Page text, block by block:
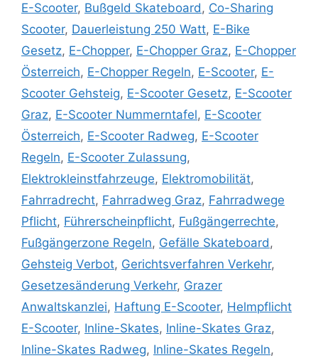
E-Scooter, Bußgeld Skateboard, Co-Sharing
Scooter, Dauerleistung 250 Watt, E-Bike
Gesetz, E-Chopper, E-Chopper Graz, E-Chopper
Österreich, E-Chopper Regeln, E-Scooter, E-
Scooter Gehsteig, E-Scooter Gesetz, E-Scooter
Graz, E-Scooter Nummerntafel, E-Scooter
Österreich, E-Scooter Radweg, E-Scooter
Regeln, E-Scooter Zulassung,
Elektrokleinstfahrzeuge, Elektromobilität,
Fahrradrecht, Fahrradweg Graz, Fahrradwege
Pflicht, Führerscheinpflicht, Fußgängerrechte,
Fußgängerzone Regeln, Gefälle Skateboard,
Gehsteig Verbot, Gerichtsverfahren Verkehr,
Gesetzesänderung Verkehr, Grazer
Anwaltskanzlei, Haftung E-Scooter, Helmpflicht
E-Scooter, Inline-Skates, Inline-Skates Graz,
Inline-Skates Radweg, Inline-Skates Regeln,